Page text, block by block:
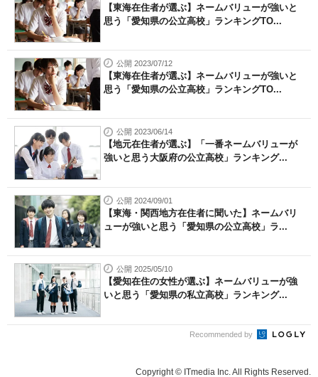
【東海在住者が選ぶ】ネームバリューが強いと
思う「愛知県の公立高校」ランキングTO...
公開 2023/07/12
【東海在住者が選ぶ】ネームバリューが強いと
思う「愛知県の公立高校」ランキングTO...
公開 2023/06/14
【地元在住者が選ぶ】「一番ネームバリューが
強いと思う大阪府の公立高校」ランキング...
公開 2024/09/01
【東海・関西地方在住者に聞いた】ネームバリ
ューが強いと思う「愛知県の公立高校」ラ...
公開 2025/05/10
【愛知在住の女性が選ぶ】ネームバリューが強
いと思う「愛知県の私立高校」ランキング...
Recommended by
Copyright © ITmedia Inc. All Rights Reserved.